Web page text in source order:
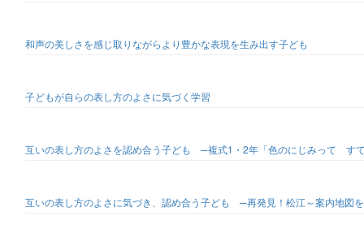
和声の美しさを感じ取りながらより豊かな表現を生み出す子ども
子どもが自らの表し方のよさに気づく学習
互いの表し方のよさを認め合う子ども ─複式1・2年「色のにじみって す
互いの表し方のよさに気づき、認め合う子ども ─再発見！松江～案内地図